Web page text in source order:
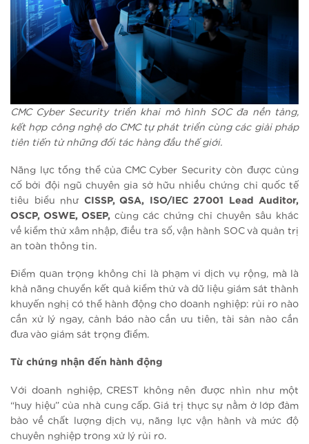
CMC Cyber Security triển khai mô hình SOC đa nền tảng,
kết hợp công nghệ do CMC tự phát triển cùng các giải pháp
tiên tiến từ những đối tác hàng đầu thế giới.
Năng lực tổng thể của CMC Cyber Security còn được củng
cố bởi đội ngũ chuyên gia sở hữu nhiều chứng chỉ quốc tế
tiêu biểu như CISSP, QSA, ISO/IEC 27001 Lead Auditor,
OSCP, OSWE, OSEP, cùng các chứng chỉ chuyên sâu khác
về kiểm thử xâm nhập, điều tra số, vận hành SOC và quản trị
an toàn thông tin.
Điểm quan trọng không chỉ là phạm vi dịch vụ rộng, mà là
khả năng chuyển kết quả kiểm thử và dữ liệu giám sát thành
khuyến nghị có thể hành động cho doanh nghiệp: rủi ro nào
cần xử lý ngay, cảnh báo nào cần ưu tiên, tài sản nào cần
đưa vào giám sát trọng điểm.
Từ chứng nhận đến hành động
Với doanh nghiệp, CREST không nên được nhìn như một
“huy hiệu” của nhà cung cấp. Giá trị thực sự nằm ở lớp đảm
bảo về chất lượng dịch vụ, năng lực vận hành và mức độ
chuyên nghiệp trong xử lý rủi ro.